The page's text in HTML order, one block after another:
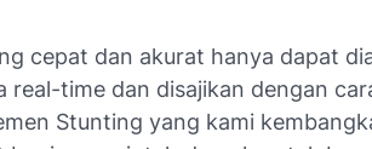
cepat dan akurat hanya dapat
real-time dan disajikan dengan
Stunting yang kami